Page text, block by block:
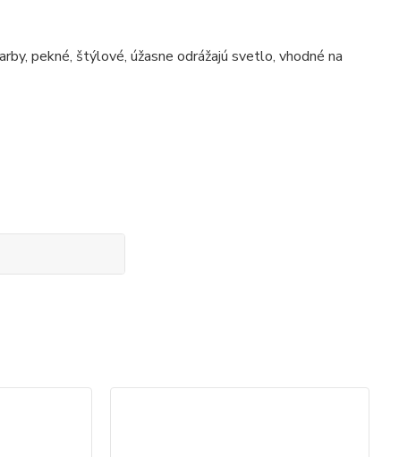
pekné, štýlové, úžasne odrážajú svetlo, vhodné na